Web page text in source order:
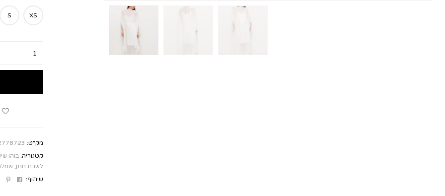
XS
S
מק"ט:
קטגוריה:בוהו
לשבת חתן,
שיתוף: